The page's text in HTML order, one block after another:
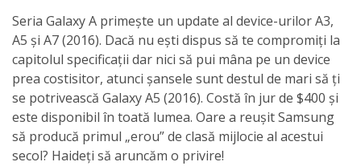
Seria Galaxy A primește un update al device-urilor A3,
A5 și A7 (2016). Dacă nu ești dispus să te compromiți la
capitolul specificații dar nici să pui mâna pe un device
prea costisitor, atunci șansele sunt destul de mari să ți
se potrivească Galaxy A5 (2016). Costă în jur de $400 și
este disponibil în toată lumea. Oare a reușit Samsung
să producă primul „erou” de clasă mijlocie al acestui
secol? Haideți să aruncăm o privire!